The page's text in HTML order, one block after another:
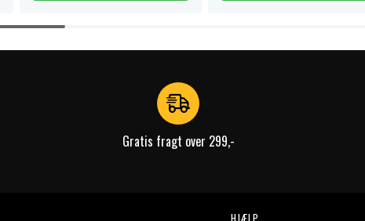
Gratis fragt over 299,-
HJÆLP